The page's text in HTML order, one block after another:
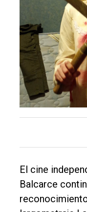
El
El cine
Balcarce